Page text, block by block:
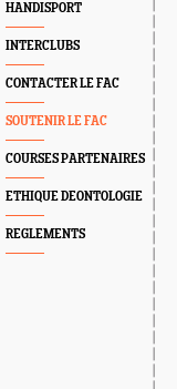
HANDISPORT
INTERCLUBS
CONTACTER LE FAC
SOUTENIR LE FAC
COURSES PARTENAIRES
ETHIQUE DEONTOLOGIE
REGLEMENTS